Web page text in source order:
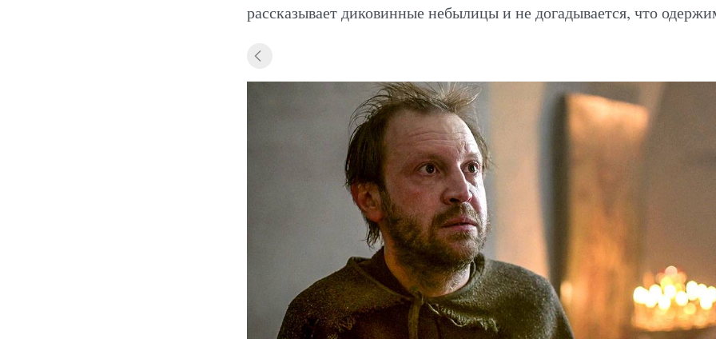
рассказывает диковинные небылицы и не догадывается, что